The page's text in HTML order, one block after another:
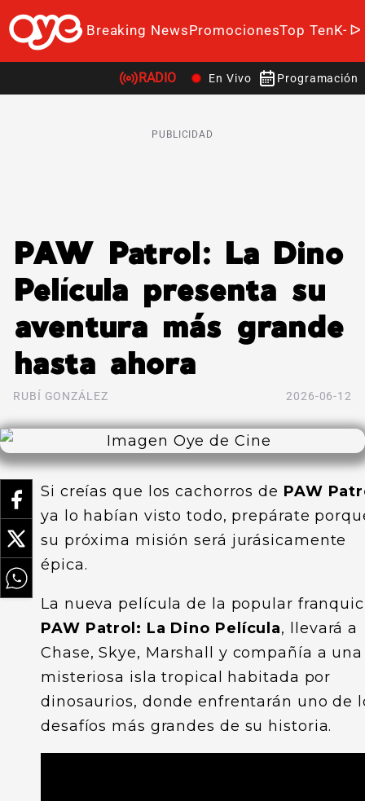
Breaking NewsPromocionesTop TenK-
RADIO En Vivo Programación
PUBLICIDAD
PAW Patrol: La Dino
Película presenta su
aventura más grande
hasta ahora
RUBÍ GONZÁLEZ 2026-06-12
Si creías que los cachorros de PAW
ya lo habían visto todo, prepárate
su próxima misión será jurásicamente
épica.
La nueva película de la popular
PAW Patrol: La Dino Película, llevará a
Chase, Skye, Marshall y compañía a una
misteriosa isla tropical habitada por
dinosaurios, donde enfrentarán uno de
desafíos más grandes de su historia.